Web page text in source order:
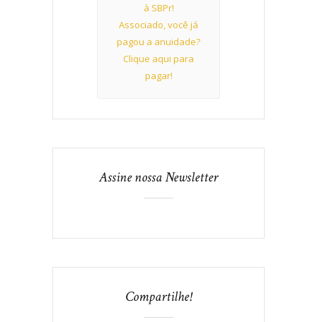
à SBPr!
Associado, você já
pagou a anuidade?
Clique aqui para
pagar!
Assine nossa Newsletter
Compartilhe!